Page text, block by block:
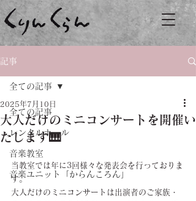
記事
全ての記事
レンタルホール
音楽教室
音楽ユニット「からんころん」
全ての記事
大人だけのミニコンサートを開催い
たします🎹
2025年7月10日
当教室では年に3回様々な発表会を行っておりま
す。
大人だけのミニコンサートは出演者のご家族・